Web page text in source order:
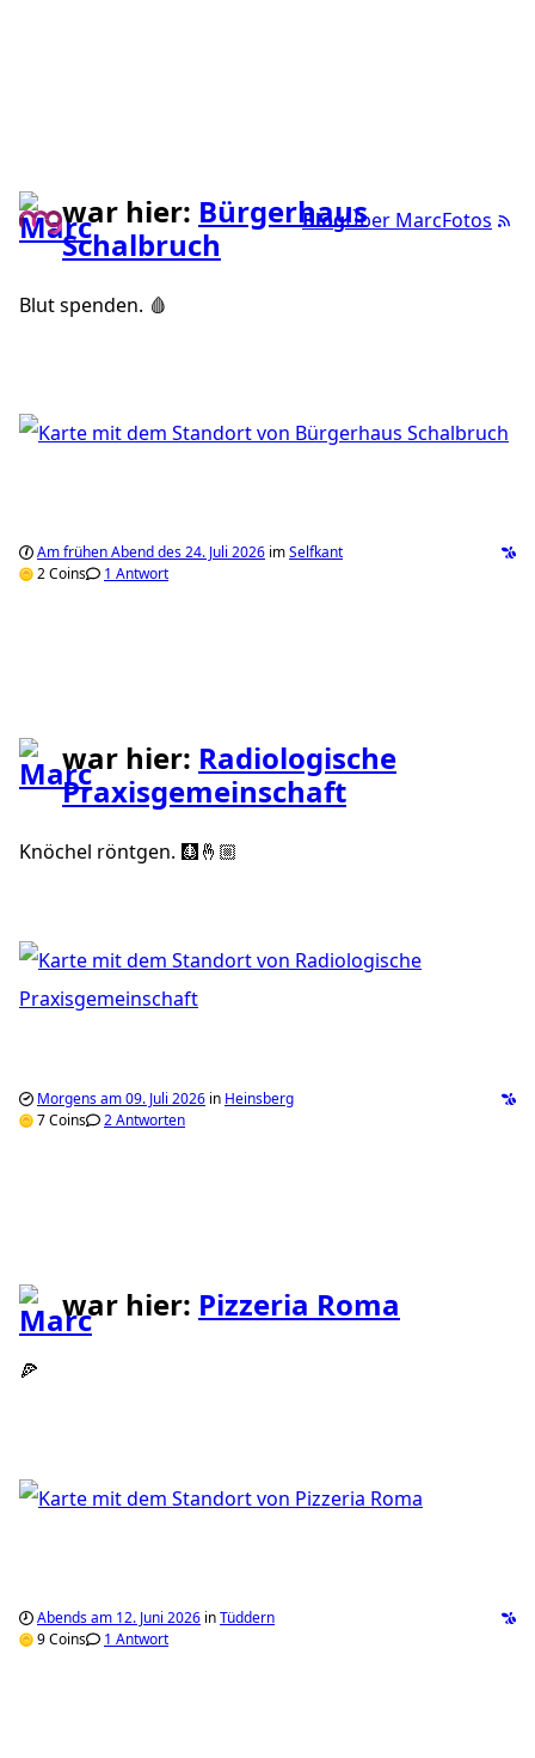
BlogÜber MarcFotos
war hier: Bürgerhaus
Schalbruch
Blut spenden. 🩸
Am frühen Abend des 24. Juli 2026 imSelfkant
2 Coins
1 Antwort
war hier: Radiologische
Praxisgemeinschaft
Knöchel röntgen. 🩻🤞🏼
Morgens am 09. Juli 2026 in Heinsberg
7 Coins
2 Antworten
war hier: Pizzeria Roma
🍕
Abends am 12. Juni 2026 inTüddern
9 Coins
1 Antwort